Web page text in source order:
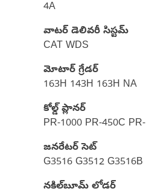
4A
వాటర్ డెలివరీ సిస్టమ్
CAT WDS
మోటార్ గ్రేడర్
163H 143H 163H NA
కోల్డ్ ప్లానర్
PR-1000 PR-450C
జనరేటర్ సెట్
G3516 G3512
నకిల్‌బూమ్ లోడర్